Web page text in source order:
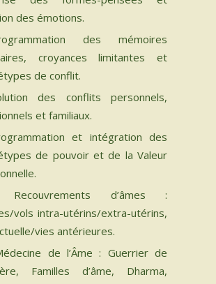
des émotions.
des mémoires
croyances limitantes et
de conflit.
des conflits personnels,
et familiaux.
et intégration des
de pouvoir et de la Valeur
Recouvrements d’âmes :
vols intra-utérins/extra-utérins,
vies antérieures.
de l’Âme : Guerrier de
Familles d’âme, Dharma,